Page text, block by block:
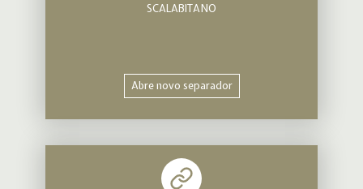
SCALABITANO
Abre novo separador